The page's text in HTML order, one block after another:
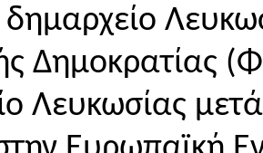
Δημοκρατίας
Λευκωσίας